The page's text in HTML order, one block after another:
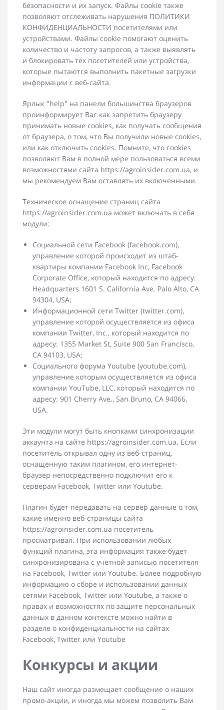
безопасности и их запуск. Файлы cookie также
позволяют отслеживать нарушения ПОЛИТИКИ
КОНФИДЕНЦИАЛЬНОСТИ посетителями или
устройствами. Файлы cookie помогают оценить
количество и частоту запросов, а также выявлять
и блокировать тех посетителей или устройства,
которые пытаются выполнить пакетные загрузки
информации с веб-сайта.
Ярлык "help" на панели большинства браузеров
проинформирует Вас как запретить браузеру
принимать новые cookies, как получать сообщения
от браузера, о том, что Вы получили новые cookies,
или как отключить cookies. Помните, что cookies
позволяют Вам в полной мере пользоваться всеми
возможностями сайта https://agroinsider.com.ua, и
мы рекомендуем Вам оставлять их включенными.
Техническое оснащение страниц сайта
https://agroinsider.com.ua может включать в себя
модули:
Социальной сети Facebook (facebook.com),
управление которой происходит из штаб-
квартиры компании Facebook Inc, Facebook
Corporate Office, который находится по адресу:
Headquarters 1601 S. California Ave. Palo Alto, CA
94304, USA;
Информационной сети Twitter (twitter.com),
управление которой осуществляется из офиса
компании Twitter, Inc., который находится по
адресу: 1355 Market St, Suite 900 San Francisco,
CA 94103, USA;
Социального форума Youtube (youtube.com),
управление которым осуществляется из офиса
компании YouTube, LLC, который находится по
адресу: 901 Cherry Ave., San Bruno, CA 94066,
USA.
Эти модули могут быть кнопками синхронизации
аккаунта на сайте https://agroinsider.com.ua. Если
посетитель открывал одну из веб-страниц,
оснащенную таким плагином, его интернет-
браузер непосредственно подключит его к
серверам Facebook, Twitter или Youtube.
Плагин будет передавать на сервер данные о том,
какие именно веб-страницы сайта
https://agroinsider.com.ua посетитель
просматривал. При использовании любых
функций плагина, эта информация также будет
синхронизирована с учетной записью посетителя
на Facebook, Twitter или Youtube. Более подробную
информацию о сборе и использовании данных
сетями Facebook, Twitter или Youtube, а также о
правах и возможностях по защите персональных
данных в данном контексте можно найти в
разделе о конфиденциальности на сайтах
Facebook, Twitter или Youtube
Конкурсы и акции
Наш сайт иногда размещает сообщение о наших
промо-акции, и иногда мы можем позволить Вам